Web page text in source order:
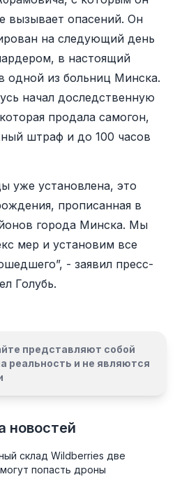
вызывает опасений. Он
на следующий день
в настоящий
одной из больниц Минска.
начал доследственную
продала самогон,
штраф и до 100 часов
уже установлена, это
прописанная в
города Минска. Мы
мер и установим все
- заявил пресс-
Голубь.
представляют собой
реальность и не являются
новостей
склад Wildberries две
попасть дроны